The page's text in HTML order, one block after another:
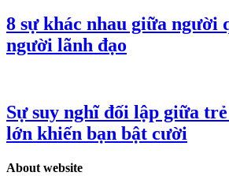
8 sự khác nhau giữa người
người lãnh đạo
Sự suy nghĩ đối lập giữa
lớn khiến bạn bật cười
About website